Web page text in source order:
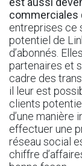
commerciales
entreprises ce
potentiel de
d’abonnés.
partenaires et
cadre des
il leur est
clients
d’une manière
effectuer une
réseau social
chiffre